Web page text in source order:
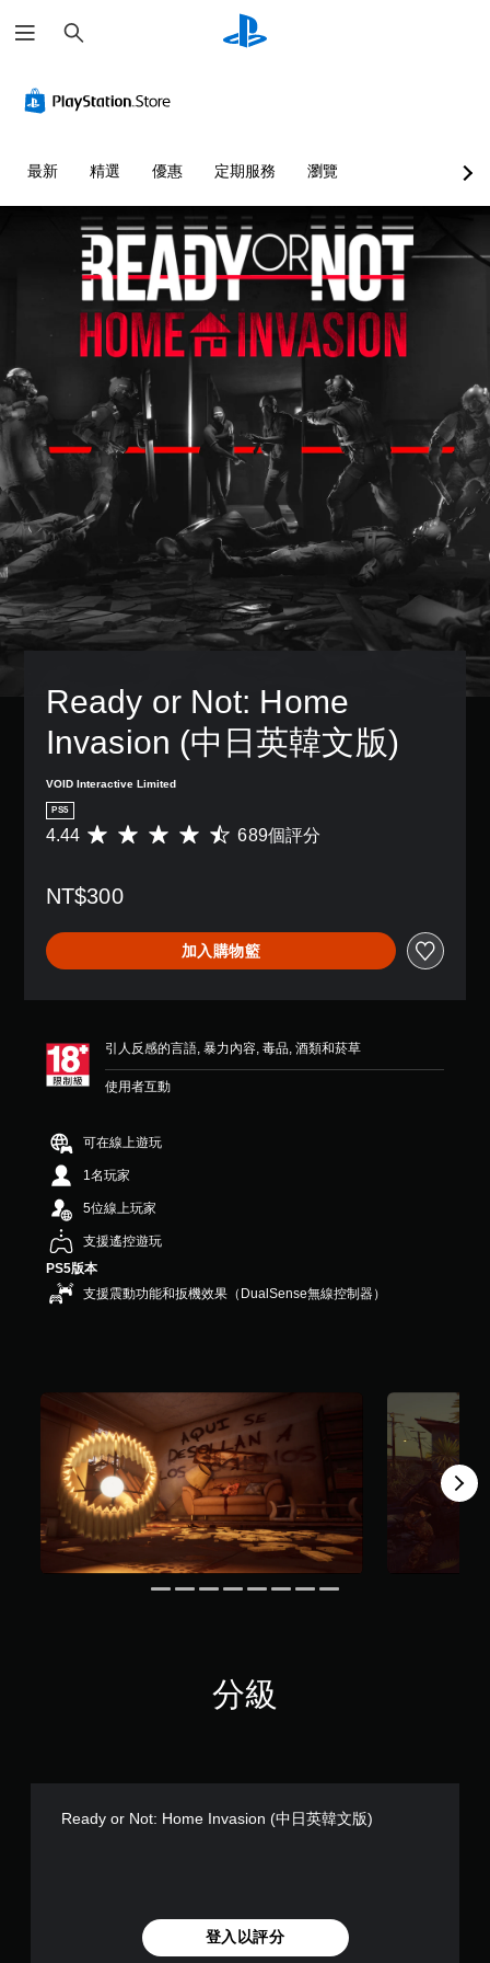
尋
最新 精選 優惠 定期服務 瀏覽
Ready or Not: Home
Invasion (中日英韓文版)
VOID Interactive Limited
PS5
平
分
4
.
（
滿
顆
星
）
，
共
8
9
則
評
4.44 689個評分
NT$300
加入購物籃
引人反感的言語, 暴力內容, 毒品, 酒類和菸草
使用者互動
可在線上遊玩
1名玩家
5位線上玩家
支援遙控遊玩
PS5版本
支援震動功能和扳機效果（DualSense無線控制器）
分級
Ready or Not: Home Invasion (中日英韓文版)
登入以評分